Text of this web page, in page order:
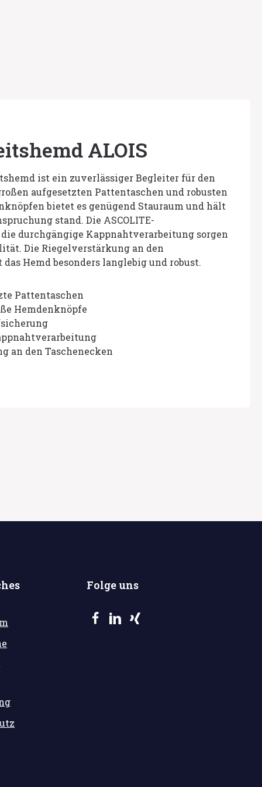
ALOIS
ist ein zuverlässiger Begleiter für den
aufgesetzten Pattentaschen und robusten
bietet es genügend Stauraum und hält
stand. Die ASCOLITE-
durchgängige Kappnahtverarbeitung sorgen
Die Riegelverstärkung an den
Hemd besonders langlebig und robust.
Pattentaschen
Hemdenknöpfe
an den Taschenecken
Folge uns